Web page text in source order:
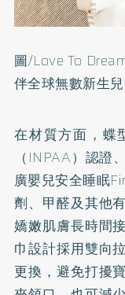
圖/Love To
伴全球無數新生
在材質方面，蝶
（INPAA）認證
廣嬰兒安全睡眠
劑、甲醛及其他
嬌嫩肌膚長時間
巾設計採用雙向
更換，避免打擾